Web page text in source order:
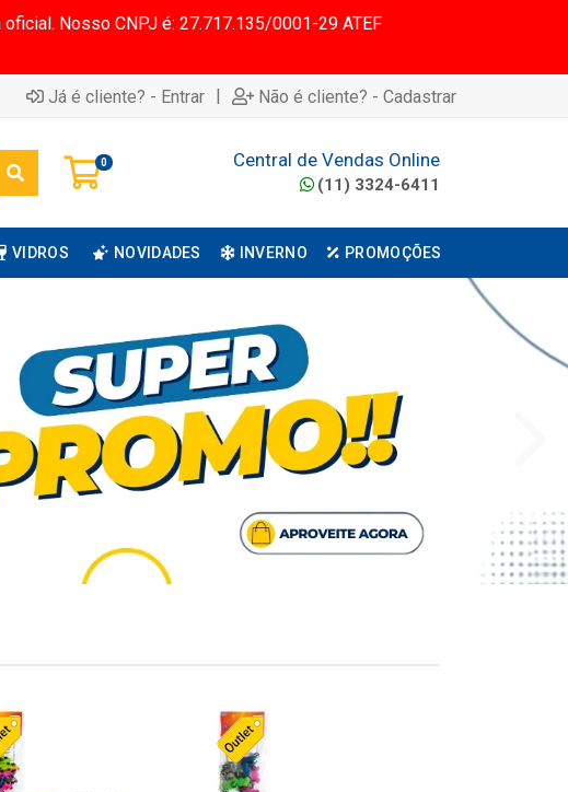
Nosso CNPJ é: 27.717.135/0001-29 ATEF
Já é cliente? - Entrar | Não é cliente? - Cadastrar
0 Central de Vendas Online
(11) 3324-6411
VIDROS NOVIDADES INVERNO PROMOÇÕES